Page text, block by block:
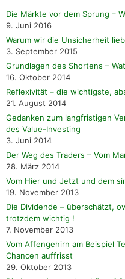
Die Märkte vor dem Sprung –
9. Juni 2016
Warum wir die Unsicherheit
3. September 2015
Grundlagen des Shortens –
16. Oktober 2014
Reflexivität – die wichtigste,
21. August 2014
Gedanken zum langfristigen
des Value-Investing
3. Juni 2014
Der Weg des Traders – Vom
28. März 2014
Vom Hier und Jetzt und dem
19. November 2013
Die Dividende – überschätzt,
trotzdem wichtig !
7. November 2013
Vom Affengehirn am Beispiel
Chancen auffrisst
29. Oktober 2013